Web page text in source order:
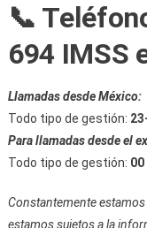
📞
694 IMSS
Llamadas desde México:
Todo tipo de gestión:
Para llamadas desde el
Todo tipo de gestión:
Constantemente
estamos sujetos a la